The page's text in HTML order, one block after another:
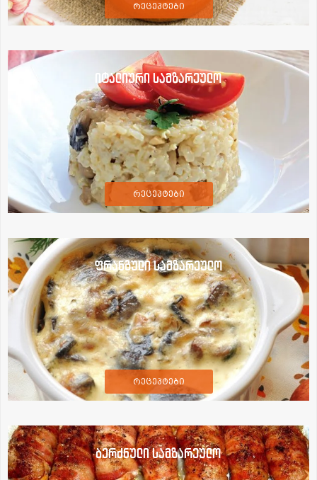
რეცეპტები
იტალიური სამზარეულო
რეცეპტები
ფრანგული სამზარეულო
რეცეპტები
ბერძნული სამზარეულო